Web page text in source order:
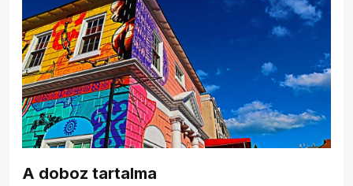
A doboz tartalma